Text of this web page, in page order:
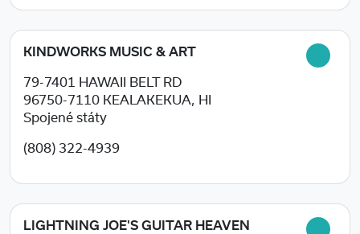
KINDWORKS MUSIC & ART
79-7401 HAWAII BELT RD
96750-7110 KEALAKEKUA, HI
Spojené státy
(808) 322-4939
LIGHTNING JOE'S GUITAR HEAVEN